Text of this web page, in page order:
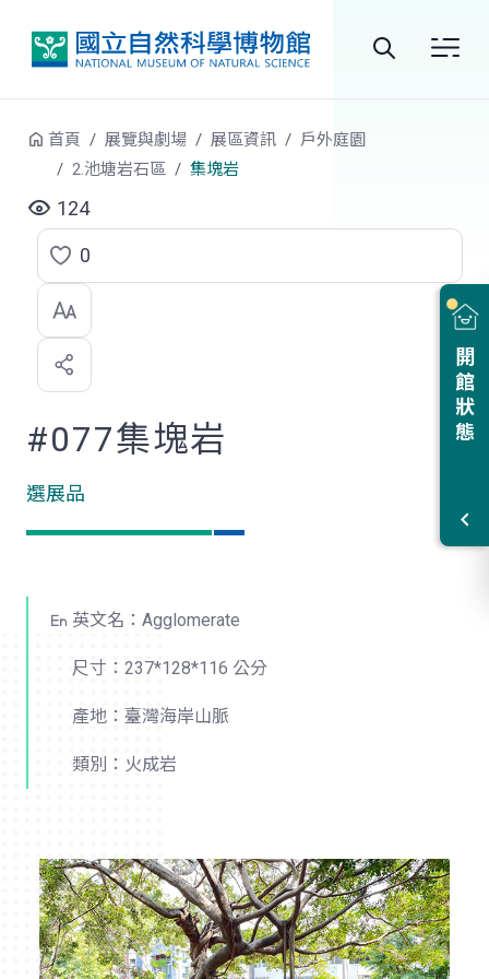
開館狀態
首頁 展覽與劇場 展區資訊
戶外庭園
2.池塘岩石區
集塊岩
124
點
選
喜
歡
0
#077集塊岩
選展品
英文名：Agglomerate
尺寸：237*128*116 公分
產地：臺灣海岸山脈
類別：火成岩